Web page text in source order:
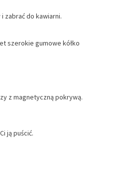
zabrać do kawiarni.
szerokie gumowe kółko
z magnetyczną pokrywą.
ją puścić.